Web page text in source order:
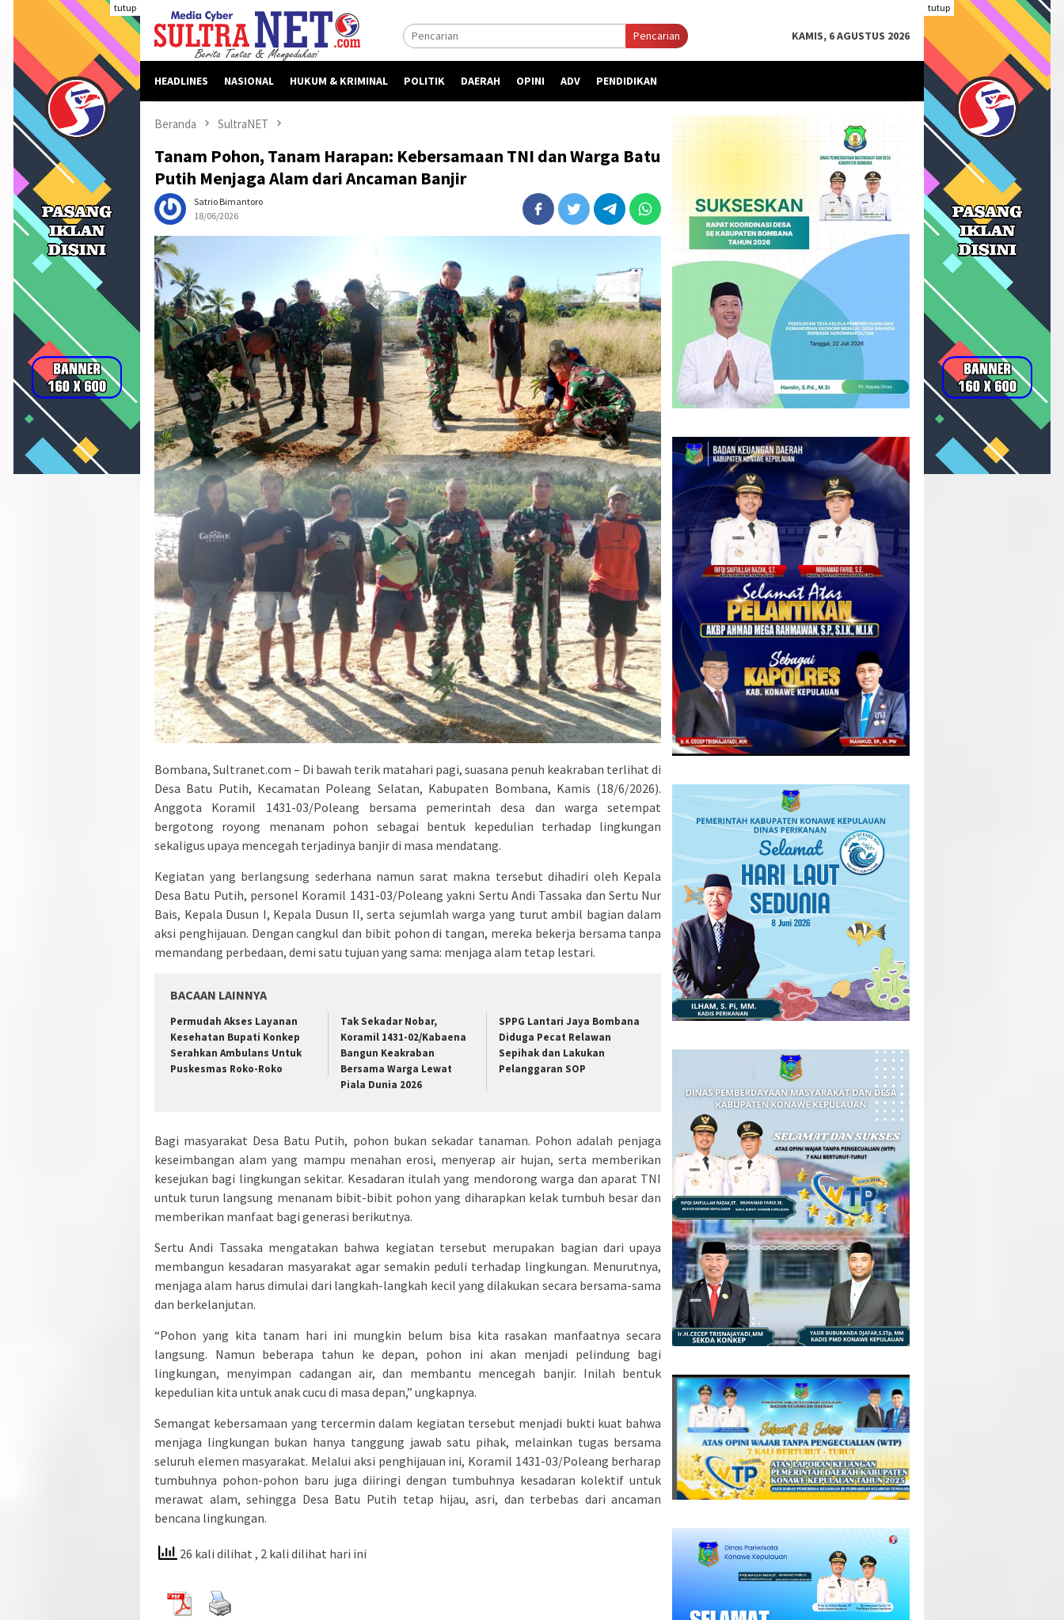
konten
tutup tutup
Pencarian KAMIS, 6 AGUSTUS 2026
HEADLINES NASIONAL HUKUM & KRIMINAL POLITIK DAERAH OPINI ADV PENDIDIKAN
Beranda SultraNET
Tanam Pohon, Tanam Harapan: Kebersamaan TNI dan Warga Batu
Putih Menjaga Alam dari Ancaman Banjir
Satrio Bimantoro
18/06/2026
Bombana, Sultranet.com – Di bawah terik matahari pagi, suasana penuh keakraban terlihat di
Desa Batu Putih, Kecamatan Poleang Selatan, Kabupaten Bombana, Kamis (18/6/2026).
Anggota Koramil 1431-03/Poleang bersama pemerintah desa dan warga setempat
bergotong royong menanam pohon sebagai bentuk kepedulian terhadap lingkungan
sekaligus upaya mencegah terjadinya banjir di masa mendatang.
Kegiatan yang berlangsung sederhana namun sarat makna tersebut dihadiri oleh Kepala
Desa Batu Putih, personel Koramil 1431-03/Poleang yakni Sertu Andi Tassaka dan Sertu Nur
Bais, Kepala Dusun I, Kepala Dusun II, serta sejumlah warga yang turut ambil bagian dalam
aksi penghijauan. Dengan cangkul dan bibit pohon di tangan, mereka bekerja bersama tanpa
memandang perbedaan, demi satu tujuan yang sama: menjaga alam tetap lestari.
BACAAN LAINNYA
Permudah Akses Layanan
Kesehatan Bupati Konkep
Serahkan Ambulans Untuk
Puskesmas Roko-Roko
Tak Sekadar Nobar,
Koramil 1431-02/Kabaena
Bangun Keakraban
Bersama Warga Lewat
Piala Dunia 2026
SPPG Lantari Jaya Bombana
Diduga Pecat Relawan
Sepihak dan Lakukan
Pelanggaran SOP
Bagi masyarakat Desa Batu Putih, pohon bukan sekadar tanaman. Pohon adalah penjaga
keseimbangan alam yang mampu menahan erosi, menyerap air hujan, serta memberikan
kesejukan bagi lingkungan sekitar. Kesadaran itulah yang mendorong warga dan aparat TNI
untuk turun langsung menanam bibit-bibit pohon yang diharapkan kelak tumbuh besar dan
memberikan manfaat bagi generasi berikutnya.
Sertu Andi Tassaka mengatakan bahwa kegiatan tersebut merupakan bagian dari upaya
membangun kesadaran masyarakat agar semakin peduli terhadap lingkungan. Menurutnya,
menjaga alam harus dimulai dari langkah-langkah kecil yang dilakukan secara bersama-sama
dan berkelanjutan.
“Pohon yang kita tanam hari ini mungkin belum bisa kita rasakan manfaatnya secara
langsung. Namun beberapa tahun ke depan, pohon ini akan menjadi pelindung bagi
lingkungan, menyimpan cadangan air, dan membantu mencegah banjir. Inilah bentuk
kepedulian kita untuk anak cucu di masa depan,” ungkapnya.
Semangat kebersamaan yang tercermin dalam kegiatan tersebut menjadi bukti kuat bahwa
menjaga lingkungan bukan hanya tanggung jawab satu pihak, melainkan tugas bersama
seluruh elemen masyarakat. Melalui aksi penghijauan ini, Koramil 1431-03/Poleang berharap
tumbuhnya pohon-pohon baru juga diiringi dengan tumbuhnya kesadaran kolektif untuk
merawat alam, sehingga Desa Batu Putih tetap hijau, asri, dan terbebas dari ancaman
bencana lingkungan.
26 kali dilihat , 2 kali dilihat hari ini